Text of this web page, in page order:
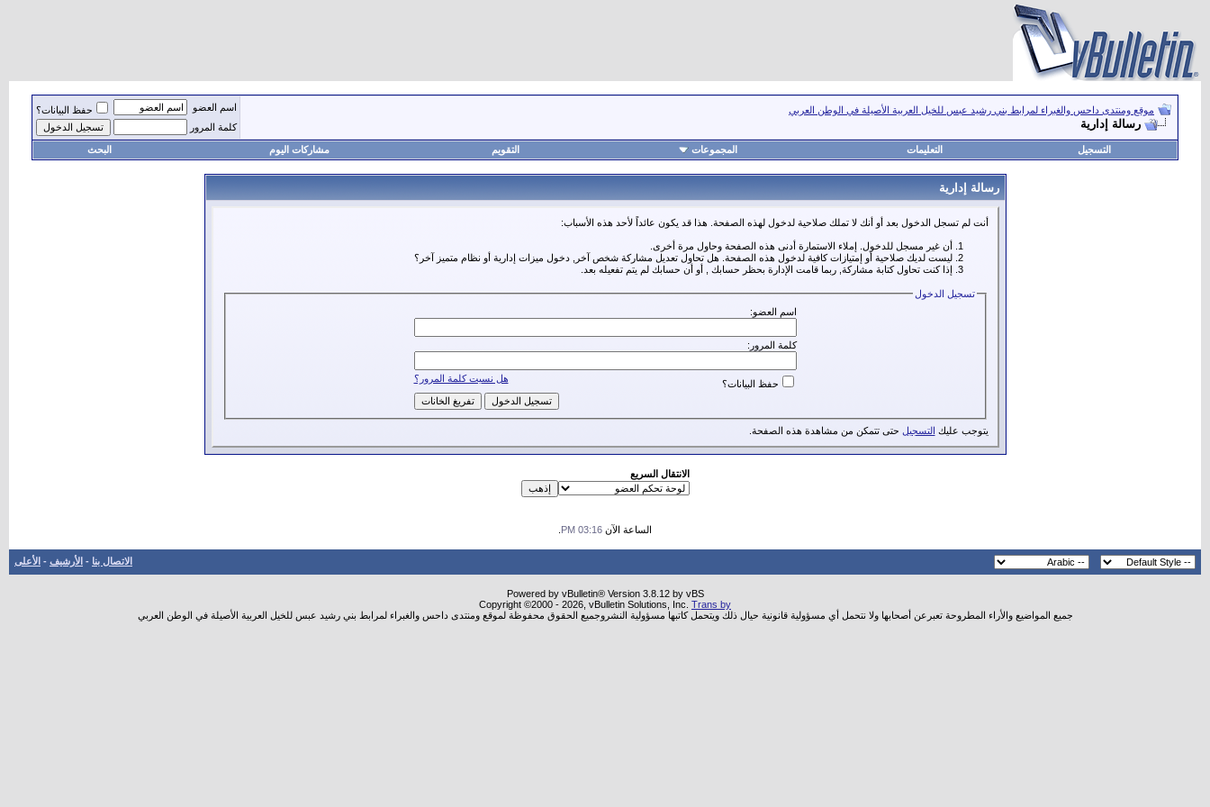
موقع ومنتدى داحس والغبراء لمرابط بني رشيد عبس للخيل العربية الأصيلة في الوطن العربي
رسالة إدارية
اسم العضو
حفظ البيانات؟
كلمة المرور
التسجيل التعليمات المجموعات التقويم مشاركات اليوم البحث
رسالة إدارية
أنت لم تسجل الدخول بعد أو أنك لا تملك صلاحية لدخول لهذه الصفحة. هذا قد يكون عائداً لأحد هذه الأسباب:
أن غير مسجل للدخول. إملاء الاستمارة أدنى هذه الصفحة وحاول مرة أخرى.
ليست لديك صلاحية أو إمتيازات كافية لدخول هذه الصفحة. هل تحاول تعديل مشاركة شخص آخر, دخول ميزات إدارية أو نظام متميز آخر؟
إذا كنت تحاول كتابة مشاركة, ربما قامت الإدارة بحظر حسابك , أو أن حسابك لم يتم تفعيله بعد.
تسجيل الدخول
اسم العضو:
كلمة المرور:
هل نسيت كلمة المرور؟ حفظ البيانات؟
يتوجب عليك التسجيل حتى تتمكن من مشاهدة هذه الصفحة.
الانتقال السريع
الساعة الآن 03:16 PM
الاتصال بنا - الأرشيف - الأعلى
Powered by vBulletin® Version 3.8.12 by vBS
Copyright ©2000 - 2026, vBulletin Solutions, Inc. Trans by
جميع المواضيع والأراء المطروحة تعبرعن أصحابها ولا نتحمل أي مسؤولية قانونية حيال ذلك ويتحمل كاتبها مسؤولية النشروجميع الحقوق محفوظة لموقع ومنتدى داحس والغبراء لمرابط بني رشيد عبس للخيل العربية الأصيلة في الوطن العربي